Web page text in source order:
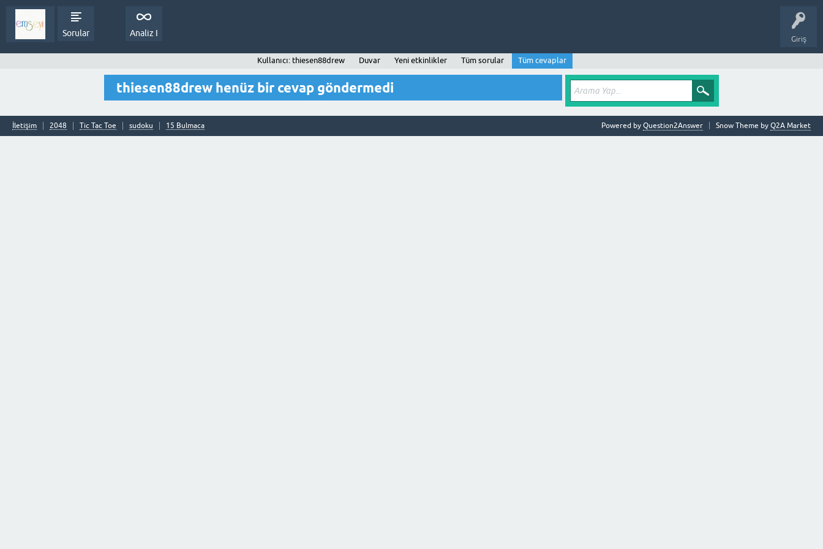
Giriş
Sorular Analiz I
Kullanıcı: thiesen88drew Duvar Yeni etkinlikler Tüm sorular Tüm cevaplar
thiesen88drew henüz bir cevap göndermedi
İletişim 2048 Tic Tac Toe sudoku 15 Bulmaca Snow Theme by Q2A Market
Powered by Question2Answer